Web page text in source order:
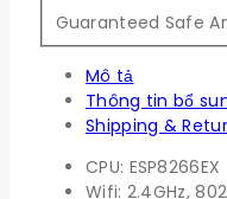
Guaranteed Safe
Mô tả
Thông tin bổ
Shipping &
CPU: ESP8266EX
Wifi: 2.4GHz,